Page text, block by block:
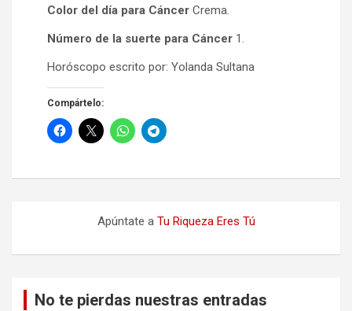
Color del día para Cáncer Crema.
Número de la suerte para Cáncer 1.
Horóscopo escrito por: Yolanda Sultana
Compártelo:
Apúntate a Tu Riqueza Eres Tú
No te pierdas nuestras entradas